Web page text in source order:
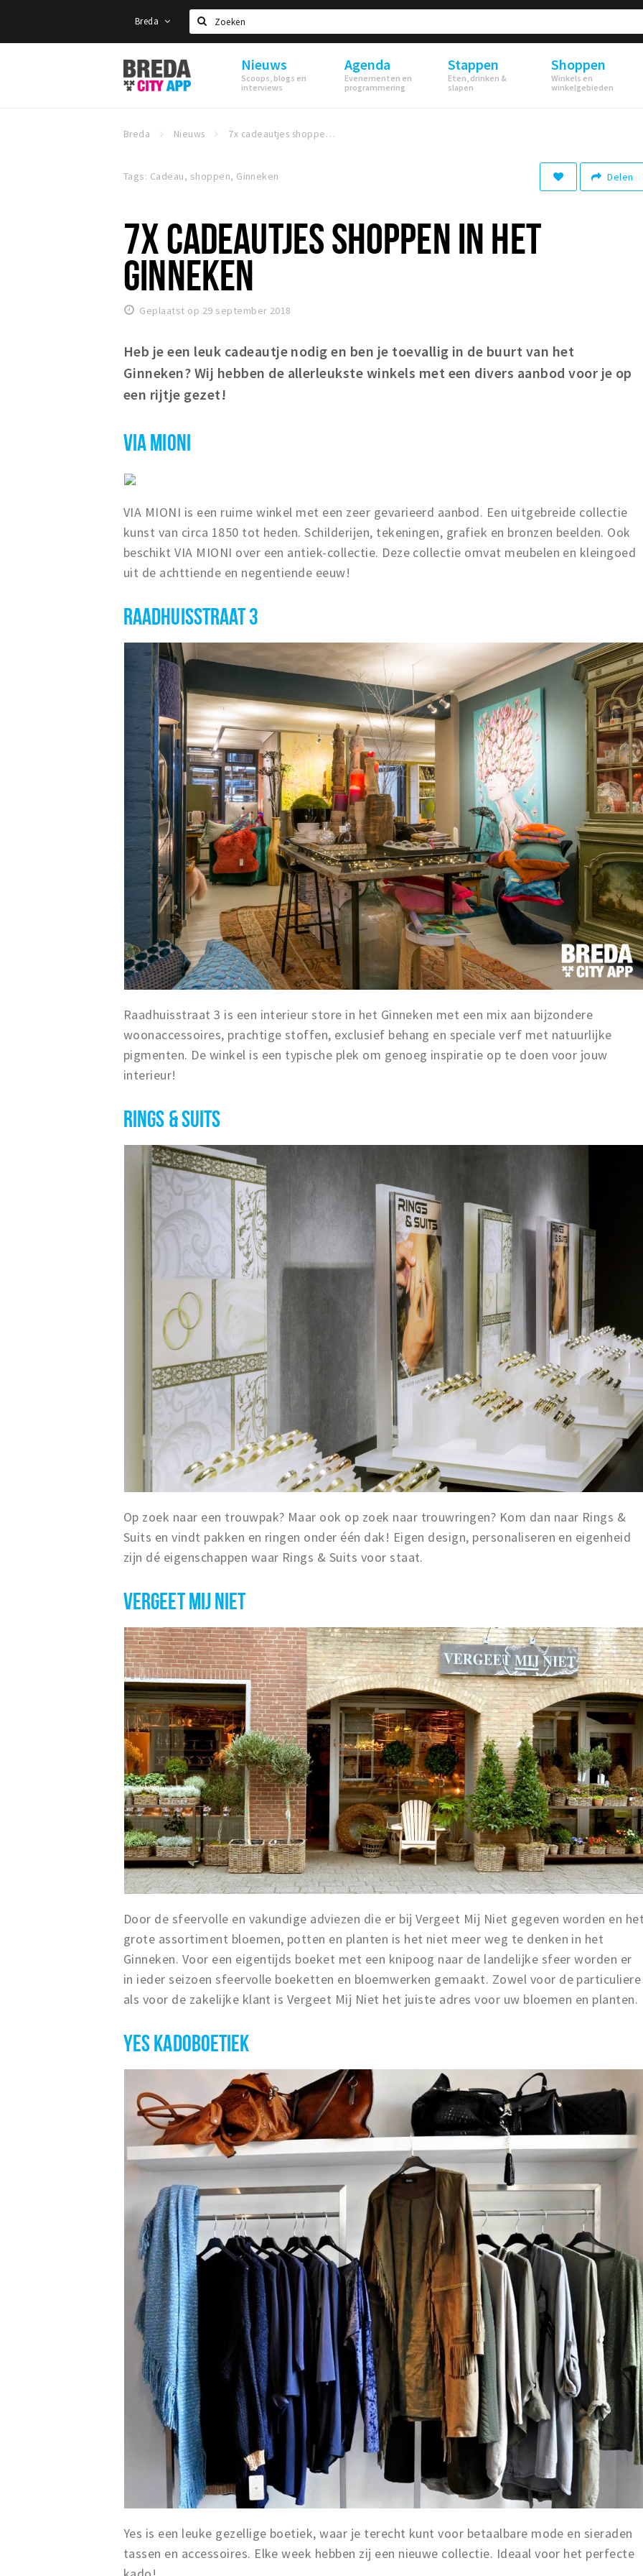
Breda
Zoeken
Stappen
&
Shoppen
Nieuws
Scoops, blogs en
interviews
Agenda
Evenementen en
programmering
Stappen
Eten, drinken &
slapen
Shoppen
Winkels en
winkelgebieden
Breda Nieuws 7x cadeautjes shoppen in het Ginneken
Tags: Cadeau, shoppen, Ginneken Delen
7X CADEAUTJES SHOPPEN IN HET
GINNEKEN
Geplaatst op 29 september 2018
Heb je een leuk cadeautje nodig en ben je toevallig in de buurt van het
Ginneken? Wij hebben de allerleukste winkels met een divers aanbod voor je op
een rijtje gezet!
VIA MIONI
VIA MIONI is een ruime winkel met een zeer gevarieerd aanbod. Een uitgebreide collectie
kunst van circa 1850 tot heden. Schilderijen, tekeningen, grafiek en bronzen beelden. Ook
beschikt VIA MIONI over een antiek-collectie. Deze collectie omvat meubelen en kleingoed
uit de achttiende en negentiende eeuw!
RAADHUISSTRAAT 3
Raadhuisstraat 3 is een interieur store in het Ginneken met een mix aan bijzondere
woonaccessoires, prachtige stoffen, exclusief behang en speciale verf met natuurlijke
pigmenten. De winkel is een typische plek om genoeg inspiratie op te doen voor jouw
interieur!
RINGS & SUITS
Op zoek naar een trouwpak? Maar ook op zoek naar trouwringen? Kom dan naar Rings &
Suits en vindt pakken en ringen onder één dak! Eigen design, personaliseren en eigenheid
zijn dé eigenschappen waar Rings & Suits voor staat.
VERGEET MIJ NIET
Door de sfeervolle en vakundige adviezen die er bij Vergeet Mij Niet gegeven worden en
grote assortiment bloemen, potten en planten is het niet meer weg te denken in het
Ginneken. Voor een eigentijds boeket met een knipoog naar de landelijke sfeer worden er
in ieder seizoen sfeervolle boeketten en bloemwerken gemaakt. Zowel voor de particuliere
als voor de zakelijke klant is Vergeet Mij Niet het juiste adres voor uw bloemen en planten.
YES KADOBOETIEK
Yes is een leuke gezellige boetiek, waar je terecht kunt voor betaalbare mode en sieraden
tassen en accessoires. Elke week hebben zij een nieuwe collectie. Ideaal voor het perfecte